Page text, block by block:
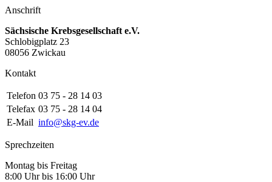
Anschrift
Sächsische Krebsgesellschaft e.V.
Schlobigplatz 23
08056 Zwickau
Kontakt
Telefon 03 75 - 28 14 03
Telefax 03 75 - 28 14 04
E-Mail info@skg-ev.de
Sprechzeiten
Montag bis Freitag
8:00 Uhr bis 16:00 Uhr